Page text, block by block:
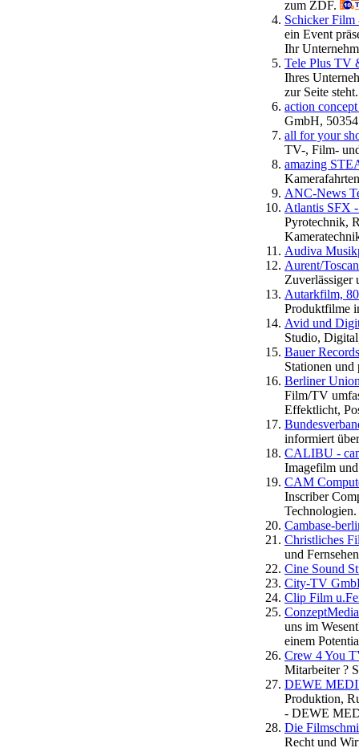
zum ZDF.
Schicker
ein Event
Ihr
Tele Plus TV
Ihres
zur Seite
action
GmbH,
all for your
TV-, Film-
amazing
ANC-News
Atlantis SFX
Pyrotechnik,
Audiva
Aurent/
Zuverlässiger
Autarkfilm,
Produktfilme
Avid und
Studio,
Bauer
Stationen
Berliner
Film/TV
Effektlicht,
informiert
CALIBU -
Imagefilm
CAM
Inscriber
Technologien.
Cambase-
Christliches
und
Cine Sound
City-TV
Clip Film
ConzeptMedia
uns im
einem
Crew 4 You
Mitarbeiter ?
DEWE
Produktion,
- DEWE
Die
Recht und